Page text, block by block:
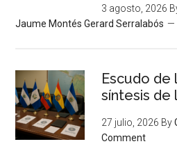
3 agosto, 2026
Jaume Montés Gerard Serralabós
Escudo de
síntesis de
27 julio, 2026 By
Comment